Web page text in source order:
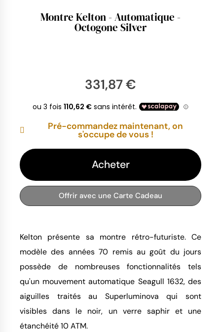
Montre Kelton - Automatique -
Octogone Silver
331,87 €
Pré-commandez maintenant, on
s'occupe de vous !
Acheter
Offrir avec une Carte Cadeau
Kelton présente sa montre rétro-futuriste. Ce
modèle des années 70 remis au goût du jours
possède de nombreuses fonctionnalités tels
qu'un mouvement automatique Seagull 1632, des
aiguilles traités au Superluminova qui sont
visibles dans le noir, un verre saphir et une
étanchéité 10 ATM.